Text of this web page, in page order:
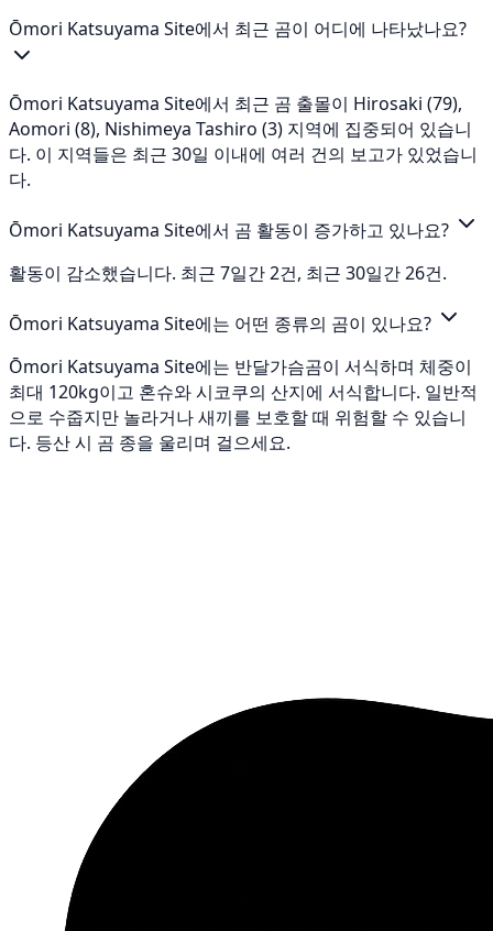
Ōmori Katsuyama Site에서 최근 곰이 어디에 나타났나요?
Ōmori Katsuyama Site에서 최근 곰 출몰이 Hirosaki (79),
Aomori (8), Nishimeya Tashiro (3) 지역에 집중되어 있습니
다. 이 지역들은 최근 30일 이내에 여러 건의 보고가 있었습니
다.
Ōmori Katsuyama Site에서 곰 활동이 증가하고 있나요?
활동이 감소했습니다. 최근 7일간 2건, 최근 30일간 26건.
Ōmori Katsuyama Site에는 어떤 종류의 곰이 있나요?
Ōmori Katsuyama Site에는 반달가슴곰이 서식하며 체중이
최대 120kg이고 혼슈와 시코쿠의 산지에 서식합니다. 일반적
으로 수줍지만 놀라거나 새끼를 보호할 때 위험할 수 있습니
다. 등산 시 곰 종을 울리며 걸으세요.